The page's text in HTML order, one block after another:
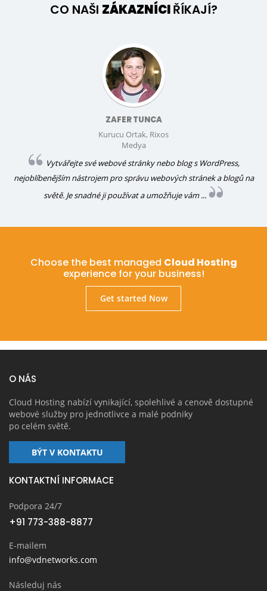
CO NAŠI ZÁKAZNÍCIŘÍKAJÍ?
ZAFER TUNCA
Kurucu Ortak, Rixos
Medya
Vytvářejte své webové stránky nebo blog s WordPress,
nejoblíbenějším nástrojem pro správu webových stránek a blogů na
světě. Je snadné ji používat a umožňuje vám ...
Choose the best managed Cloud Hosting
experience for your business!
Get started Now
O NÁS
Cloud Hosting nabízí vynikající, spolehlivé a cenově dostupné
webové služby pro jednotlivce a malé podniky
po celém světě.
BÝT V KONTAKTU
KONTAKTNÍ INFORMACE
Podpora 24/7
+91 773-388-8877
E-mailem
info@vdnetworks.com
Následuj nás